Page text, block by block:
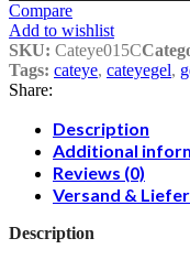
Compare
Add to wishlist
SKU: Cateye015C
Tags: cateye, cateyegel,
Share:
Description
Additional
Reviews (0)
Versand &
Description